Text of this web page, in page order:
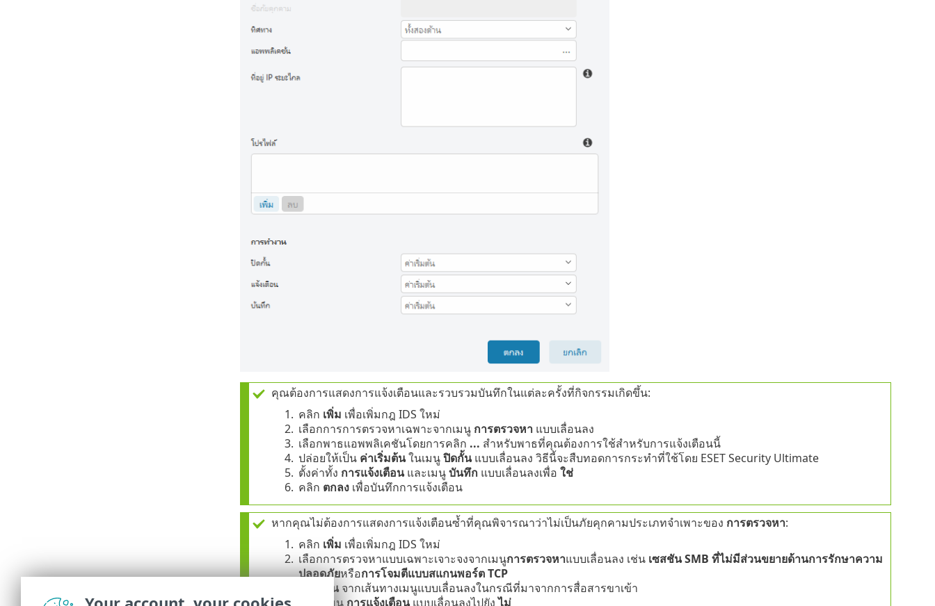
คุณต้องการแสดงการแจ้งเตือนและรวบรวมบันทึกในแต่ละครั้งที่กิจกรรมเกิดขึ้น:
1. คลิก เพิ่ม เพื่อเพิ่มกฎ IDS ใหม่
2. เลือกการการตรวจหาเฉพาะจากเมนู การตรวจหาแบบเลื่อนลง
3. เลือกพาธแอพพลิเคชันโดยการคลิก ... สำหรับพาธที่คุณต้องการใช้สำหรับการแจ้งเตือนนี้
4. ปล่อยให้เป็น ค่าเริ่มต้นในเมนูปิดกั้นแบบเลื่อนลง วิธีนี้จะสืบทอดการกระทำที่ใช้โดย ESET Security Ultimate
5. ตั้งค่าทั้ง การแจ้งเตือนและเมนูบันทึก แบบเลื่อนลงเพื่อ ใช่
6. คลิก ตกลงเพื่อบันทึกการแจ้งเตือน
หากคุณไม่ต้องการแสดงการแจ้งเตือนซ้ำที่คุณพิจารณาว่าไม่เป็นภัยคุกคามประเภทจำเพาะของ การตรวจหา:
1. คลิก เพิ่ม เพื่อเพิ่มกฎ IDS ใหม่
2. เลือกการตรวจหาแบบเฉพาะเจาะจงจากเมนูการตรวจหาแบบเลื่อนลง เช่น เซสชัน SMB ที่ไม่มีส่วนขยายด้านการรักษาความ
ปลอดภัยหรือการโจมตีแบบสแกนพอร์ต TCP
ในจากเส้นทางเมนูแบบเลื่อนลงในกรณีที่มาจากการสื่อสารขาเข้า
4.
ตั้งค่าเมนู การแจ้งเตือนแบบเลื่อนลงไปยังไม่